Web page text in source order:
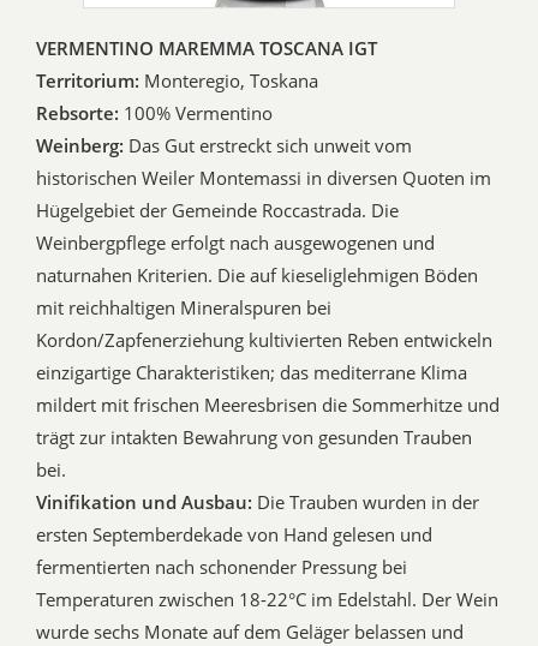
VERMENTINO MAREMMA TOSCANA IGT
Territorium: Monteregio, Toskana
Rebsorte: 100% Vermentino
Weinberg: Das Gut erstreckt sich unweit vom
historischen Weiler Montemassi in diversen Quoten im
Hügelgebiet der Gemeinde Roccastrada. Die
Weinbergpflege erfolgt nach ausgewogenen und
naturnahen Kriterien. Die auf kieseliglehmigen Böden
mit reichhaltigen Mineralspuren bei
Kordon/Zapfenerziehung kultivierten Reben entwickeln
einzigartige Charakteristiken; das mediterrane Klima
mildert mit frischen Meeresbrisen die Sommerhitze und
trägt zur intakten Bewahrung von gesunden Trauben
bei.
Vinifikation und Ausbau: Die Trauben wurden in der
ersten Septemberdekade von Hand gelesen und
fermentierten nach schonender Pressung bei
Temperaturen zwischen 18-22°C im Edelstahl. Der Wein
wurde sechs Monate auf dem Geläger belassen und